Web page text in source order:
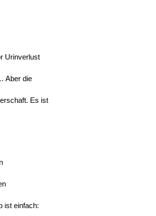
Urinverlust
Aber die
Es ist
ist einfach: